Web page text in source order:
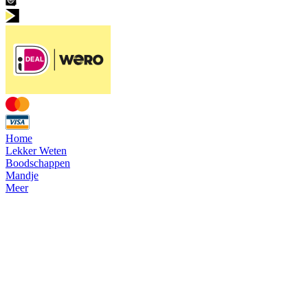
Home
Lekker Weten
Boodschappen
Mandje
Meer